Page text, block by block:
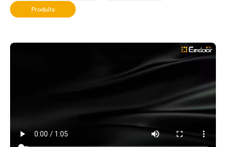
Produits